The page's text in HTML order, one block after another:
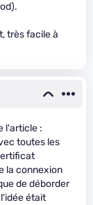
très facile à
l'article :
toutes les
la connexion
de déborder
était